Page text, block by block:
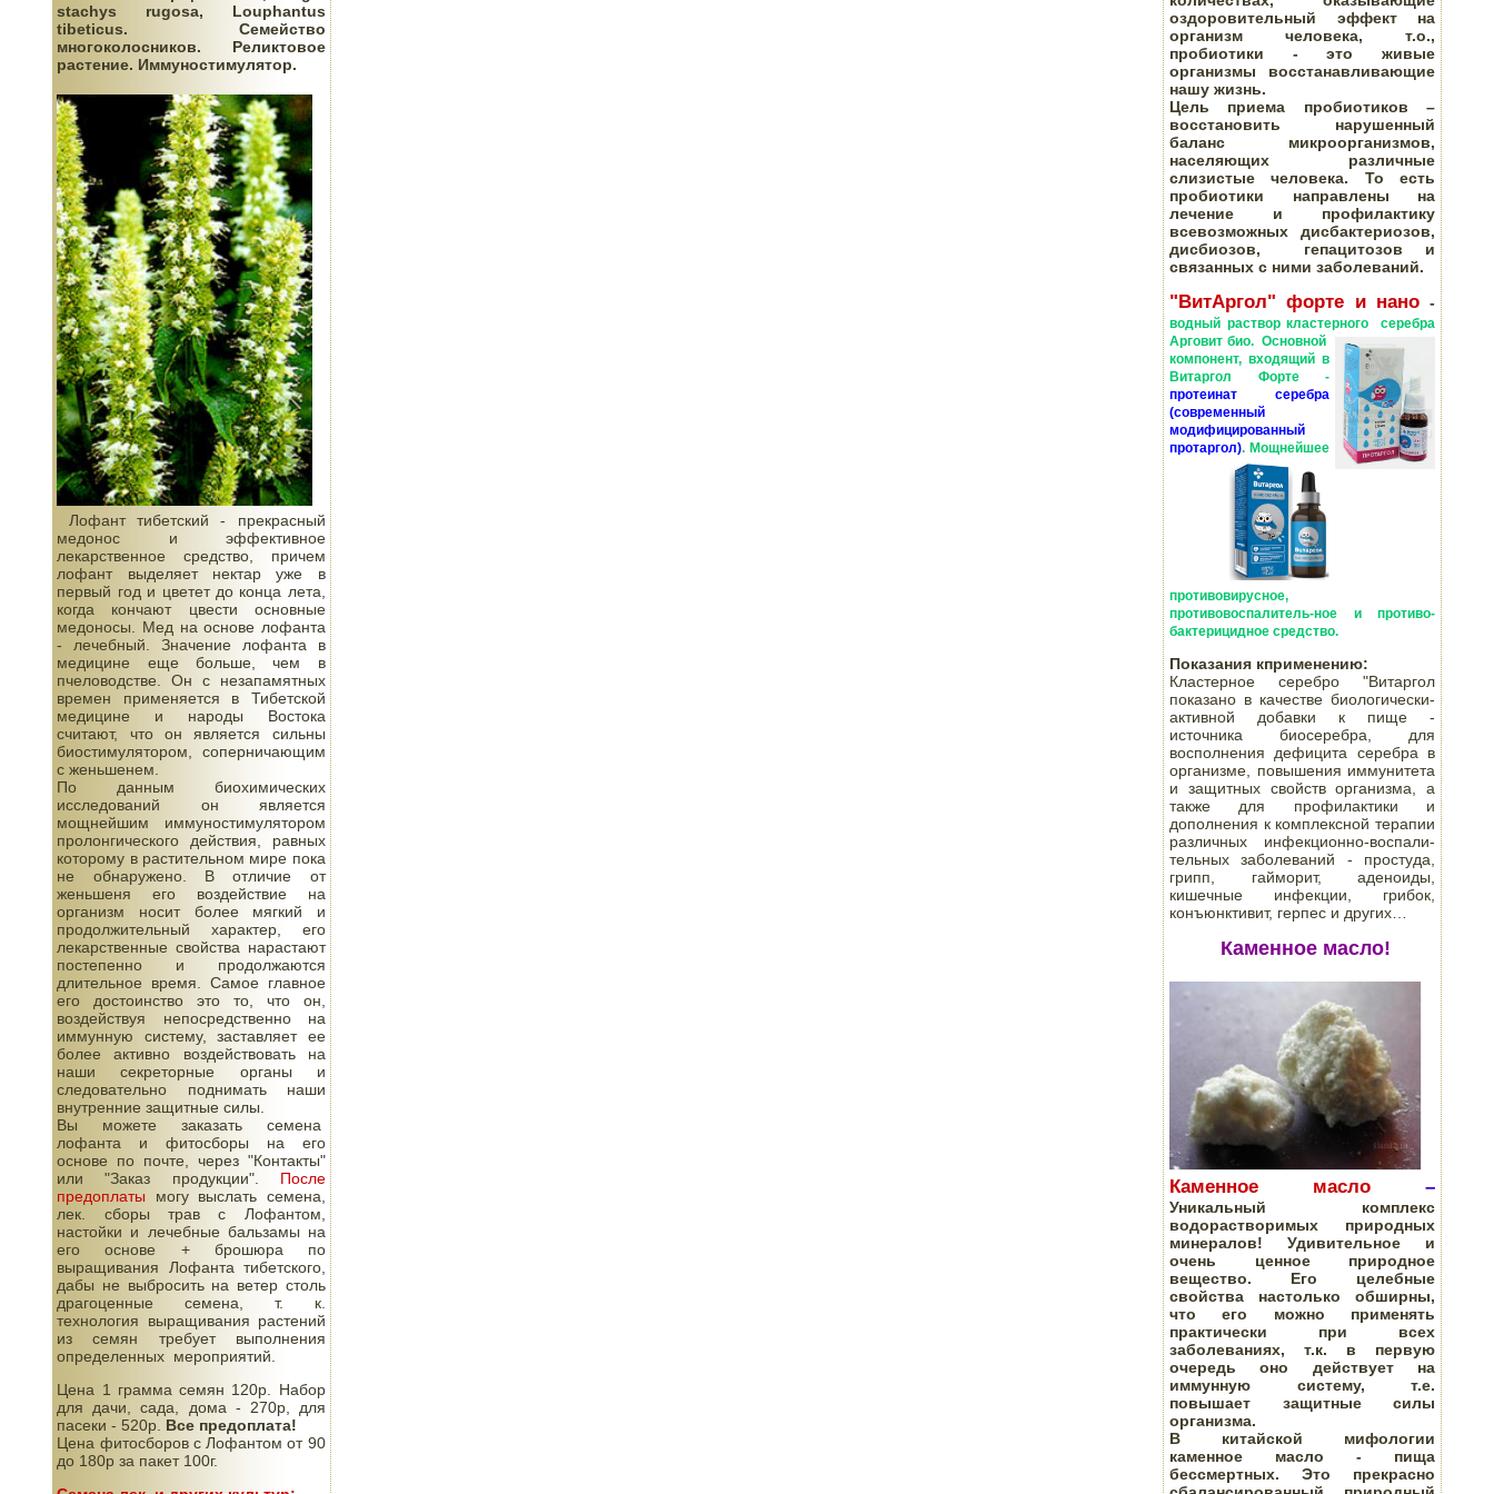
stachys rugosa, Louphantus
tibeticus. Семейство
многоколосников. Реликтовое
растение. Иммуностимулятор.
Лофант тибетский - прекрасный
медонос и эффективное
лекарственное средство, причем
лофант выделяет нектар уже в
первый год и цветет до конца лета,
когда кончают цвести основные
медоносы. Мед на основе лофанта
- лечебный. Значение лофанта в
медицине еще больше, чем в
пчеловодстве. Он с незапамятных
времен применяется в Тибетской
медицине и народы Востока
считают, что он является сильны
биостимулятором, соперничающим
с женьшенем.
По данным биохимических
исследований он является
мощнейшим иммуностимулятором
пролонгического действия, равных
которому в растительном мире пока
не обнаружено. В отличие от
женьшеня его воздействие на
организм носит более мягкий и
продолжительный характер, его
лекарственные свойства нарастают
постепенно и продолжаются
длительное время. Самое главное
его достоинство это то, что он,
воздействуя непосредственно на
иммунную систему, заставляет ее
более активно воздействовать на
наши секреторные органы и
следовательно поднимать наши
внутренние защитные силы.
Вы можете заказать семена
лофанта и фитосборы на его
основе по почте, через "Контакты"
или "Заказ продукции". После
предоплаты могу выслать семена,
лек. сборы трав с Лофантом,
настойки и лечебные бальзамы на
его основе + брошюра по
выращивания Лофанта тибетского,
дабы не выбросить на ветер столь
драгоценные семена, т. к.
технология выращивания растений
из семян требует выполнения
определенных мероприятий.
Цена 1 грамма семян 120р. Набор
для дачи, сада, дома - 270р, для
пасеки - 520р. Все предоплата!
Цена фитосборов с Лофантом от 90
до 180р за пакет 100г.
оздоровительный эффект на
организм человека, т.о.,
пробиотики - это живые
организмы восстанавливающие
нашу жизнь.
Цель приема пробиотиков –
восстановить нарушенный
баланс микроорганизмов,
населяющих различные
слизистые человека. То есть
пробиотики направлены на
лечение и профилактику
всевозможных дисбактериозов,
дисбиозов, гепацитозов и
связанных с ними заболеваний.
"ВитАргол" форте и нано -
водный раствор кластерного серебра
Арговит био. Основной
компонент, входящий в
Витаргол Форте -
протеинат серебра
(современный
модифицированный
протаргол). Мощнейшее
противовирусное,
противовоспалитель-ное и противо-
бактерицидное средство.
Показания кприменению:
Кластерное серебро "Витаргол
показано в качестве биологически-
активной добавки к пище -
источника биосеребра, для
восполнения дефицита серебра в
организме, повышения иммунитета
и защитных свойств организма, а
также для профилактики и
дополнения к комплексной терапии
различных инфекционно-воспали-
тельных заболеваний - простуда,
грипп, гайморит, аденоиды,
кишечные инфекции, грибок,
конъюнктивит, герпес и других…
Каменное масло!
Каменное масло –
Уникальный комплекс
водорастворимых природных
минералов! Удивительное и
очень ценное природное
вещество. Его целебные
свойства настолько обширны,
что его можно применять
практически при всех
заболеваниях, т.к. в первую
очередь оно действует на
иммунную систему, т.е.
повышает защитные силы
организма.
В китайской мифологии
каменное масло - пища
бессмертных. Это прекрасно